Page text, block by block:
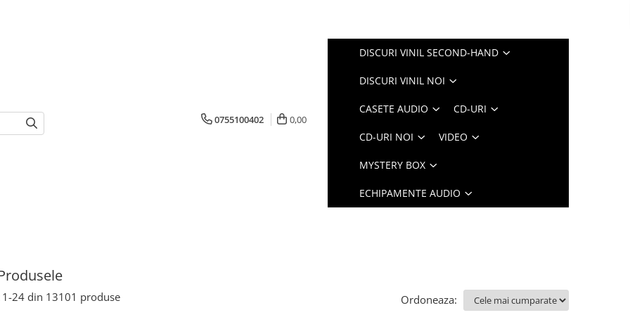
0755100402 0,00
DISCURI VINIL SECOND-HAND
DISCURI VINIL NOI
CASETE AUDIO CD-URI
CD-URI NOI VIDEO
MYSTERY BOX
ECHIPAMENTE AUDIO
1-24 din 13101 produse Ordoneaza: